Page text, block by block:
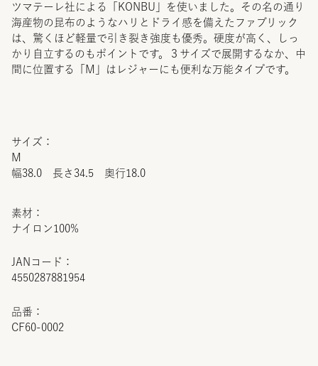
JANコード：
4550287881954
品番：
CF60-0002
ツマテーレ社による「KONBU」を使いました。その名の通り
海産物の昆布のようなハリとドライ感を備えたファブリック
は、驚くほど軽量で引き裂き強度も優秀。硬度が高く、しっ
かり自立するのもポイントです。３サイズで展開するなか、中
間に位置する「M」はレジャーにも便利な万能タイプです。
サイズ：
M
幅38.0 長さ34.5 奥行18.0
素材：
ナイロン100%